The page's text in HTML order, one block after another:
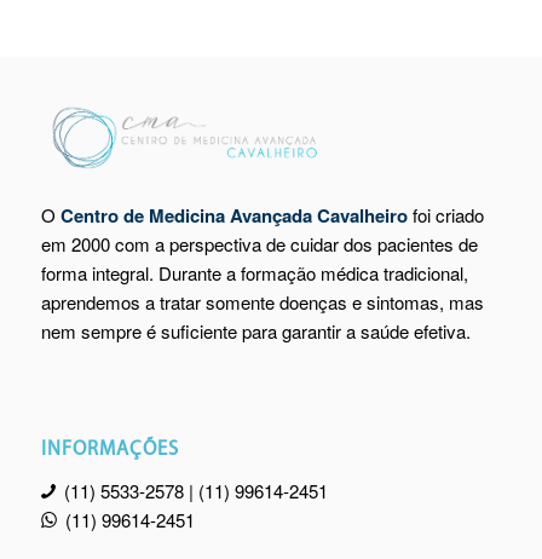
O Centro de Medicina Avançada Cavalheirofoi criado
em 2000 com a perspectiva de cuidar dos pacientes de
forma integral. Durante a formação médica tradicional,
aprendemos a tratar somente doenças e sintomas, mas
nem sempre é suficiente para garantir a saúde efetiva.
INFORMAÇÕES
(11) 5533-2578 | (11) 99614-2451
(11) 99614-2451